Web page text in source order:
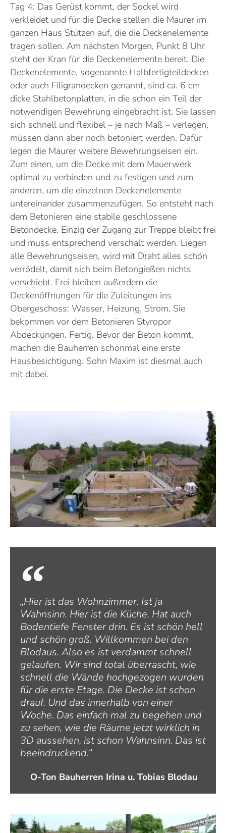
Tag 4: Das Gerüst kommt, der Sockel wird
verkleidet und für die Decke stellen die Maurer im
ganzen Haus Stützen auf, die die Deckenelemente
tragen sollen. Am nächsten Morgen, Punkt 8 Uhr
steht der Kran für die Deckenelemente bereit. Die
Deckenelemente, sogenannte Halbfertigteildecken
oder auch Filigrandecken genannt, sind ca. 6 cm
dicke Stahlbetonplatten, in die schon ein Teil der
notwendigen Bewehrung eingebracht ist. Sie lassen
sich schnell und flexibel – je nach Maß – verlegen,
müssen dann aber noch betoniert werden. Dafür
legen die Maurer weitere Bewehrungseisen ein.
Zum einen, um die Decke mit dem Mauerwerk
optimal zu verbinden und zu festigen und zum
anderen, um die einzelnen Deckenelemente
untereinander zusammenzufügen. So entsteht nach
dem Betonieren eine stabile geschlossene
Betondecke. Einzig der Zugang zur Treppe bleibt frei
und muss entsprechend verschalt werden. Liegen
alle Bewehrungseisen, wird mit Draht alles schön
verrödelt, damit sich beim Betongießen nichts
verschiebt. Frei bleiben außerdem die
Deckenöffnungen für die Zuleitungen ins
Obergeschoss: Wasser, Heizung, Strom. Sie
bekommen vor dem Betonieren Styropor
Abdeckungen. Fertig. Bevor der Beton kommt,
machen die Bauherren schonmal eine erste
Hausbesichtigung. Sohn Maxim ist diesmal auch
mit dabei.
„Hier ist das Wohnzimmer. Ist ja
Wahnsinn. Hier ist die Küche. Hat auch
Bodentiefe Fenster drin. Es ist schön hell
und schön groß. Willkommen bei den
Blodaus. Also es ist verdammt schnell
gelaufen. Wir sind total überrascht, wie
schnell die Wände hochgezogen wurden
für die erste Etage. Die Decke ist schon
drauf. Und das innerhalb von einer
Woche. Das einfach mal zu begehen und
zu sehen, wie die Räume jetzt wirklich in
3D aussehen, ist schon Wahnsinn. Das ist
beeindruckend.“
O-Ton Bauherren Irina u. Tobias Blodau